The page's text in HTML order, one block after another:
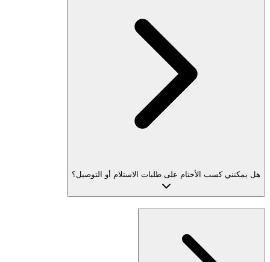
هل يمكنني كسب الأختام على طلبات الاستلام أو التوصيل؟